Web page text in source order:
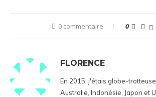
0 commentaire 0
FLORENCE
En 2015, j'étais globe-
Australie, Indonésie, Japon et